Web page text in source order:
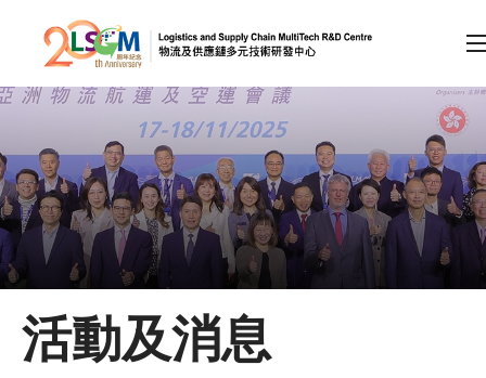
跳到內容（按回車鍵）
會員登入
A A EN 繁 简
主頁
關於LSCM
活動及消息